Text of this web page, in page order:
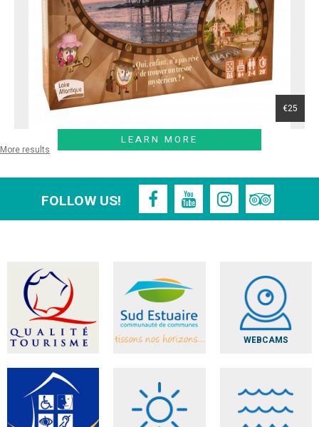
LEARN MORE
€25
More results
FOLLOW US!
WEBCAMS